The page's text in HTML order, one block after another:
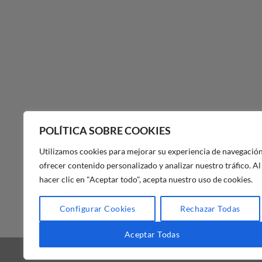
POLÍTICA SOBRE COOKIES
Utilizamos cookies para mejorar su experiencia de
ofrecer contenido personalizado y analizar nuestro tráfico. Al
hacer clic en "Aceptar todo", acepta nuestro uso de cookies.
Configurar Cookies Rechazar Todas
Aceptar Todas
BLOG FAQ NUESTRA TIENDA